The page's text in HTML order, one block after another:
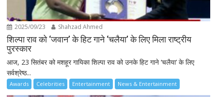
2025/09/23 Shahzad Ahmed
शिल्पा राव को ‘जवान’ के हिट गाने ‘चलैया’ के लिए मिला राष्ट्रीय
पुरस्कार
आज, 23 सितंबर को मशहूर गायिका शिल्पा राव को उनके हिट गाने ‘चलैया’ के लिए
सर्वश्रेष्ठ...
Awards Celebrities Entertainment News & Entertainment